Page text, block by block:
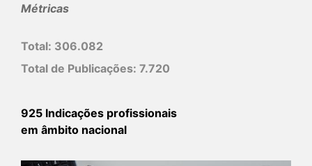
Métricas
Total: 306.082
Total de Publicações: 7.720
925 Indicações profissionais
em âmbito nacional